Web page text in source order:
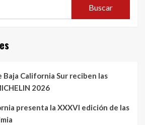
Buscar
California Sur reciben las
2026
presenta la XXXVI edición de las